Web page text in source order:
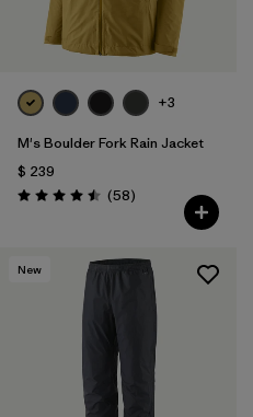
+3
M's Boulder Fork Rain Jacket
$ 239
Valoración: 4.5 / 5
(58Comentarios
)
New